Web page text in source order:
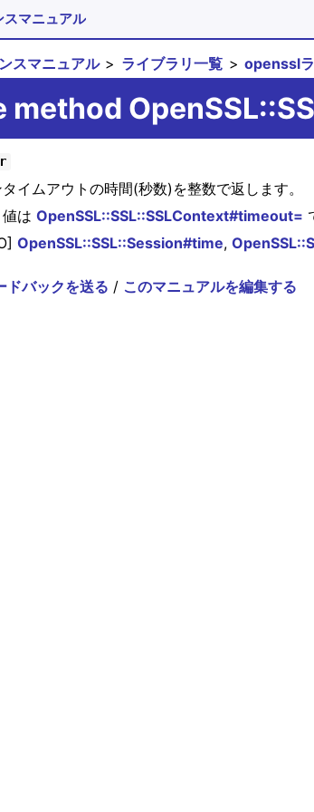
マニュアル
スマニュアル ライブラリ一覧 openssl
method
イムアウトの時間(秒数)を整数で返します。
は OpenSSL::SSL::SSLContext#timeout=
OpenSSL::SSL::Session#time,
ドバックを送る / このマニュアルを編集する